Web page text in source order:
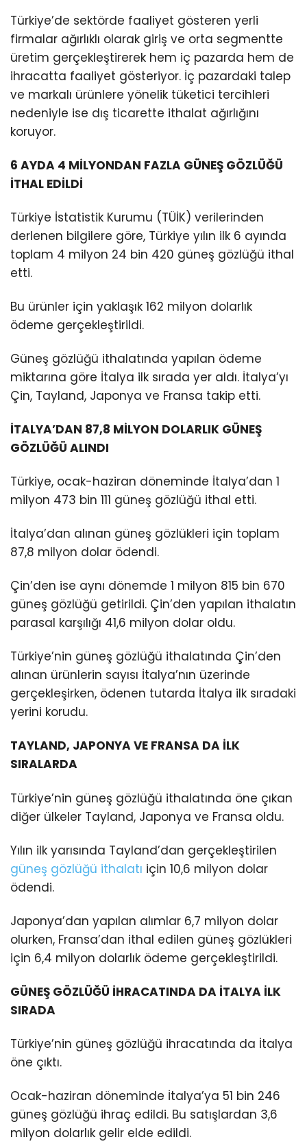
Türkiye’de sektörde faaliyet gösteren yerli
firmalar ağırlıklı olarak giriş ve orta segmentte
üretim gerçekleştirerek hem iç pazarda hem de
ihracatta faaliyet gösteriyor. İç pazardaki talep
ve markalı ürünlere yönelik tüketici tercihleri
nedeniyle ise dış ticarette ithalat ağırlığını
koruyor.
6 AYDA 4 MİLYONDAN FAZLA GÜNEŞ GÖZLÜĞÜ
İTHAL EDİLDİ
Türkiye İstatistik Kurumu (TÜİK) verilerinden
derlenen bilgilere göre, Türkiye yılın ilk 6 ayında
toplam 4 milyon 24 bin 420 güneş gözlüğü ithal
etti.
Bu ürünler için yaklaşık 162 milyon dolarlık
ödeme gerçekleştirildi.
Güneş gözlüğü ithalatında yapılan ödeme
miktarına göre İtalya ilk sırada yer aldı. İtalya’yı
Çin, Tayland, Japonya ve Fransa takip etti.
İTALYA’DAN 87,8 MİLYON DOLARLIK GÜNEŞ
GÖZLÜĞÜ ALINDI
Türkiye, ocak-haziran döneminde İtalya’dan 1
milyon 473 bin 111 güneş gözlüğü ithal etti.
İtalya’dan alınan güneş gözlükleri için toplam
87,8 milyon dolar ödendi.
Çin’den ise aynı dönemde 1 milyon 815 bin 670
güneş gözlüğü getirildi. Çin’den yapılan ithalatın
parasal karşılığı 41,6 milyon dolar oldu.
Türkiye’nin güneş gözlüğü ithalatında Çin’den
alınan ürünlerin sayısı İtalya’nın üzerinde
gerçekleşirken, ödenen tutarda İtalya ilk sıradaki
yerini korudu.
TAYLAND, JAPONYA VE FRANSA DA İLK
SIRALARDA
Türkiye’nin güneş gözlüğü ithalatında öne çıkan
diğer ülkeler Tayland, Japonya ve Fransa oldu.
Yılın ilk yarısında Tayland’dan gerçekleştirilen
güneş gözlüğü ithalatı için 10,6 milyon dolar
ödendi.
Japonya’dan yapılan alımlar 6,7 milyon dolar
olurken, Fransa’dan ithal edilen güneş gözlükleri
için 6,4 milyon dolarlık ödeme gerçekleştirildi.
GÜNEŞ GÖZLÜĞÜ İHRACATINDA DA İTALYA İLK
SIRADA
Türkiye’nin güneş gözlüğü ihracatında da İtalya
öne çıktı.
Ocak-haziran döneminde İtalya’ya 51 bin 246
güneş gözlüğü ihraç edildi. Bu satışlardan 3,6
milyon dolarlık gelir elde edildi.